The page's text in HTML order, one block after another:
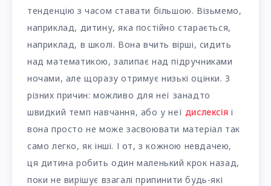
тенденцію з часом ставати більшою. Візьмемо,
наприклад, дитину, яка постійно старається,
наприклад, в школі. Вона вчить вірші, сидить
над математикою, залипає над підручниками
ночами, але щоразу отримує низькі оцінки. З
різних причин: можливо для неї занадто
швидкий темп навчання, або у неї дислексія і
вона просто не може засвоювати матеріал так
само легко, як інші. І от, з кожною невдачею,
ця дитина робить один маленький крок назад,
поки не вирішує взагалі припинити будь-які